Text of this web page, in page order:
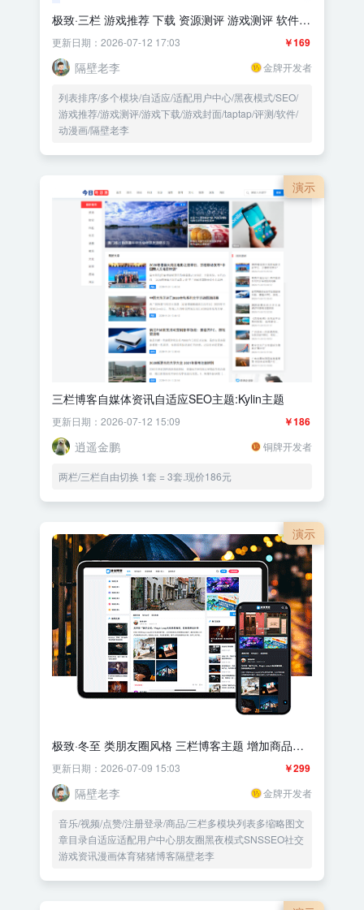
极致·三栏 游戏推荐 下载 资源测评 游戏测评 软件推
荐
￥169
更新日期：2026-07-12 17:03
隔壁老李 金牌开发者
列表排序/多个模块/自适应/适配用户中心/黑夜模式/SEO/
游戏推荐/游戏测评/游戏下载/游戏封面/taptap/评测/软件/
动漫画/隔壁老李
演示
三栏博客自媒体资讯自适应SEO主题:Kylin主题
￥186
更新日期：2026-07-12 15:09
逍遥金鹏 铜牌开发者
两栏/三栏自由切换 1套 = 3套.现价186元
演示
极致·冬至 类朋友圈风格 三栏博客主题 增加商品字
段
￥299
更新日期：2026-07-09 15:03
隔壁老李 金牌开发者
音乐/视频/点赞/注册登录/商品/三栏多模块列表多缩略图文
章目录自适应适配用户中心朋友圈黑夜模式SNSSEO社交
游戏资讯漫画体育猪猪博客隔壁老李